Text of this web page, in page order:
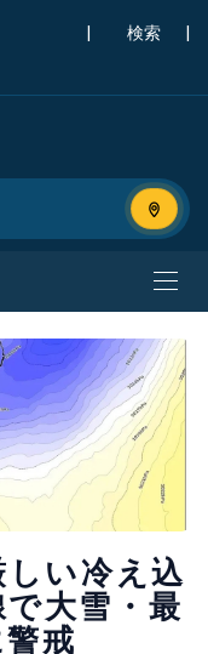
| |
現在地
しい冷え込
大雪・最
戒